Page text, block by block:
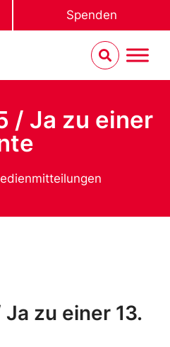
Spenden
/ Ja zu einer
Ja zu einer 13.